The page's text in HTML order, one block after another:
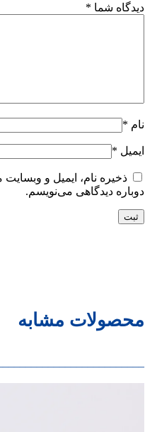
دیدگاه شما *
نام *
ایمیل *
ذخیره نام، ایمیل و
دوباره دیدگاهی می‌نویسم.
محصولات مشابه